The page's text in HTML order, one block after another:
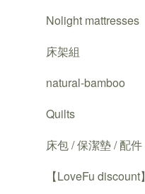
Nolight mattresses
床架組
natural-bamboo
Quilts
床包 / 保潔墊 / 配件
【LoveFu discount】